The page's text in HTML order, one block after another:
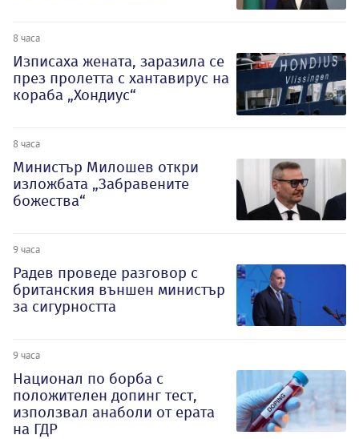
8 часа
Изписаха жената, заразила се
през пролетта с хантавирус на
кораба „Хондиус“
8 часа
Министър Милошев откри
изложбата „Забравените
божества“
9 часа
Радев проведе разговор с
британския външен министър
за сигурността
9 часа
Национал по борба с
положителен допинг тест,
използвал анаболи от ерата
на ГДР